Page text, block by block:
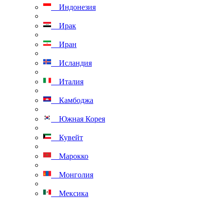
Индонезия
Ирак
Иран
Исландия
Италия
Камбоджа
Южная Корея
Кувейт
Марокко
Монголия
Мексика